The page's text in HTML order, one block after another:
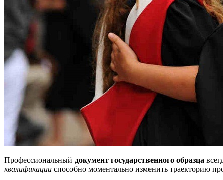
Профессиональный документ государственного образца
квалификации способно моментально изменить траекторию